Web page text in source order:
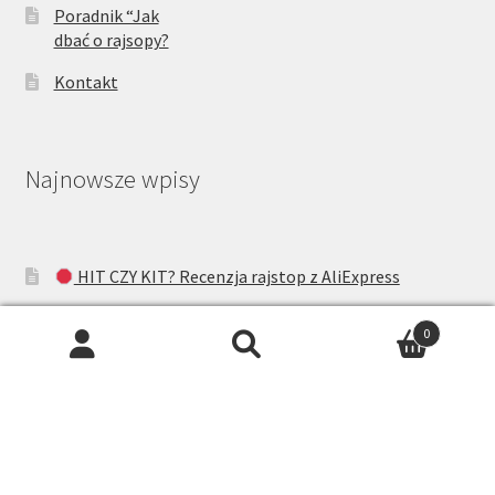
Poradnik “Jak
dbać o rajsopy?
Kontakt
Najnowsze wpisy
HIT CZY KIT? Recenzja rajstop z AliExpress
Gabriella matt effect w ciekawym odcieniu
0